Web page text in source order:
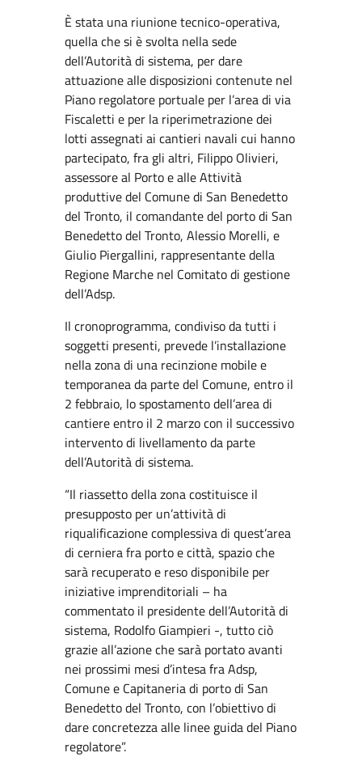
È stata una riunione tecnico-operativa,
quella che si è svolta nella sede
dell’Autorità di sistema, per dare
attuazione alle disposizioni contenute nel
Piano regolatore portuale per l’area di via
Fiscaletti e per la riperimetrazione dei
lotti assegnati ai cantieri navali cui hanno
partecipato, fra gli altri, Filippo Olivieri,
assessore al Porto e alle Attività
produttive del Comune di San Benedetto
del Tronto, il comandante del porto di San
Benedetto del Tronto, Alessio Morelli, e
Giulio Piergallini, rappresentante della
Regione Marche nel Comitato di gestione
dell’Adsp.
Il cronoprogramma, condiviso da tutti i
soggetti presenti, prevede l’installazione
nella zona di una recinzione mobile e
temporanea da parte del Comune, entro il
2 febbraio, lo spostamento dell’area di
cantiere entro il 2 marzo con il successivo
intervento di livellamento da parte
dell’Autorità di sistema.
“Il riassetto della zona costituisce il
presupposto per un’attività di
riqualificazione complessiva di quest’area
di cerniera fra porto e città, spazio che
sarà recuperato e reso disponibile per
iniziative imprenditoriali – ha
commentato il presidente dell’Autorità di
sistema, Rodolfo Giampieri -, tutto ciò
grazie all’azione che sarà portato avanti
nei prossimi mesi d’intesa fra Adsp,
Comune e Capitaneria di porto di San
Benedetto del Tronto, con l’obiettivo di
dare concretezza alle linee guida del Piano
regolatore”.